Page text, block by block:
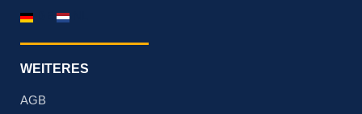
WEITERES
AGB